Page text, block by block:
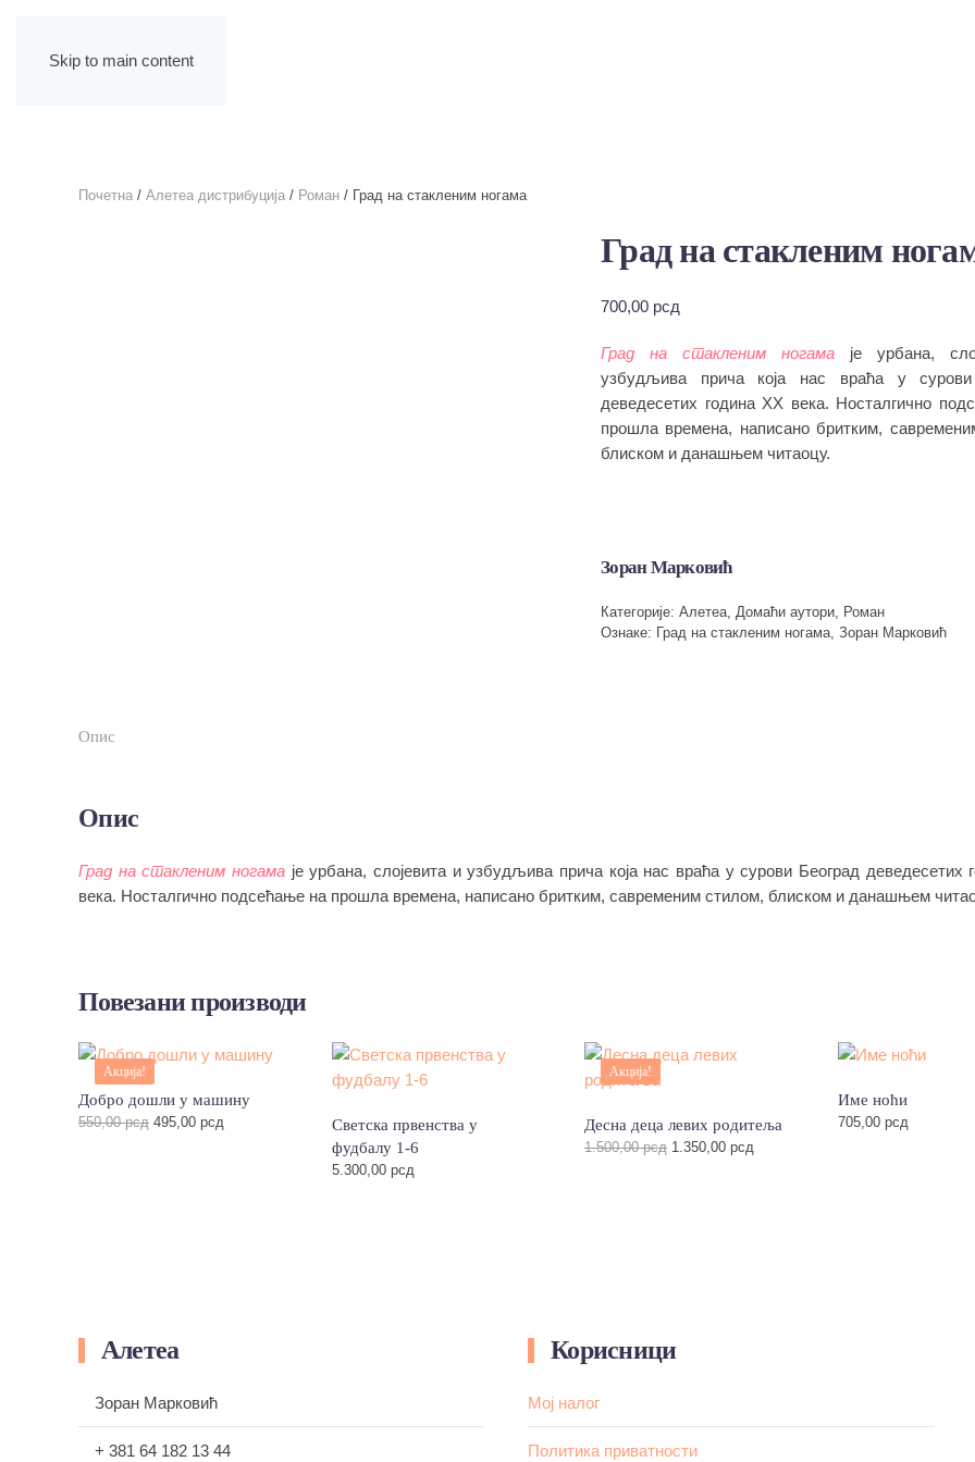
Skip to main content
Почетна / Алетеа дистрибуција / Роман / Град на стакленим ногама
Град на стакленим
700,00 рсд
Град на стакленим ногама је урбана,
узбудљива прича која нас враћа у сурови
деведесетих година XX века. Носталгично
прошла времена, написано бритким,
блиском и данашњем читаоцу.
Зоран Марковић
Категорије: Алетеа, Домаћи аутори, Роман
Ознаке: Град на стакленим ногама, Зоран Марковић
Опис
Опис
Град на стакленим ногама је урбана, слојевита и узбудљива прича која нас враћа у сурови Београд деведесетих
века. Носталгично подсећање на прошла времена, написано бритким, савременим стилом, блиском и данашњем
Повезани производи
Акција!
Добро дошли у машину
550,00рсд Оригинална
495,00 рсд
Светска првенства у
фудбалу 1-6
5.300,00 рсд
Акција!
Десна деца левих родитеља
1.500,00рсд Оригинална
1.350,00 рсд
Име ноћи
705,00 рсд
Алетеа
Зоран Марковић
+ 381 64 182 13 44
Корисници
Мој налог
Политика приватности